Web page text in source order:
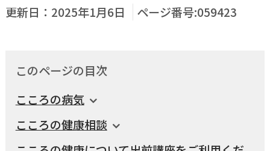
結婚・妊娠／出産
育児／子育て
予防接種／健診など
手続きから探す
印鑑登録
横瀬町の施設
暮らし・手続き・
更新日： 2025年1月6日 ページ番号:059423
このページの目次
こころの病気
こころの健康相談